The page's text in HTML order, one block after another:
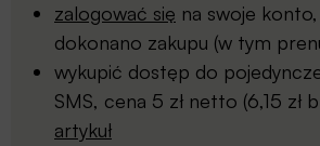
zalogować się na swoje
dokonano zakupu (w tym
wykupić dostęp do
SMS, cena 5 zł netto (6,15 zł
artykuł